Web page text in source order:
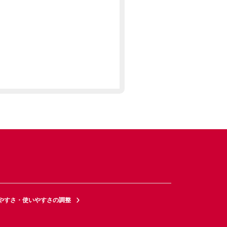
すさ・使いやすさの調整